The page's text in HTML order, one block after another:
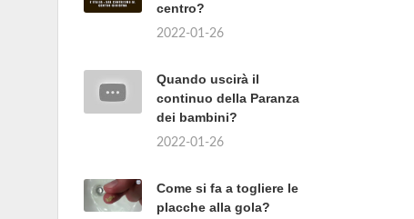
centro?
2022-01-26
Quando uscirà il
continuo della Paranza
dei bambini?
2022-01-26
Come si fa a togliere le
placche alla gola?